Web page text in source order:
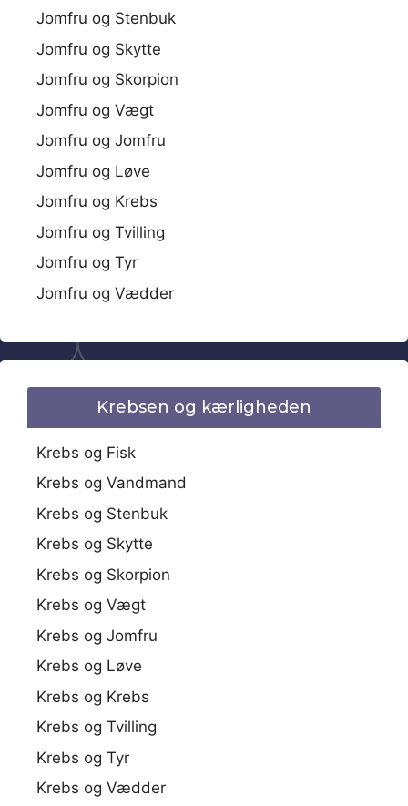
Jomfru og Stenbuk
Jomfru og Skytte
Jomfru og Skorpion
Jomfru og Vægt
Jomfru og Jomfru
Jomfru og Løve
Jomfru og Krebs
Jomfru og Tvilling
Jomfru og Tyr
Jomfru og Vædder
Krebsen og kærligheden
Krebs og Fisk
Krebs og Vandmand
Krebs og Stenbuk
Krebs og Skytte
Krebs og Skorpion
Krebs og Vægt
Krebs og Jomfru
Krebs og Løve
Krebs og Krebs
Krebs og Tvilling
Krebs og Tyr
Krebs og Vædder